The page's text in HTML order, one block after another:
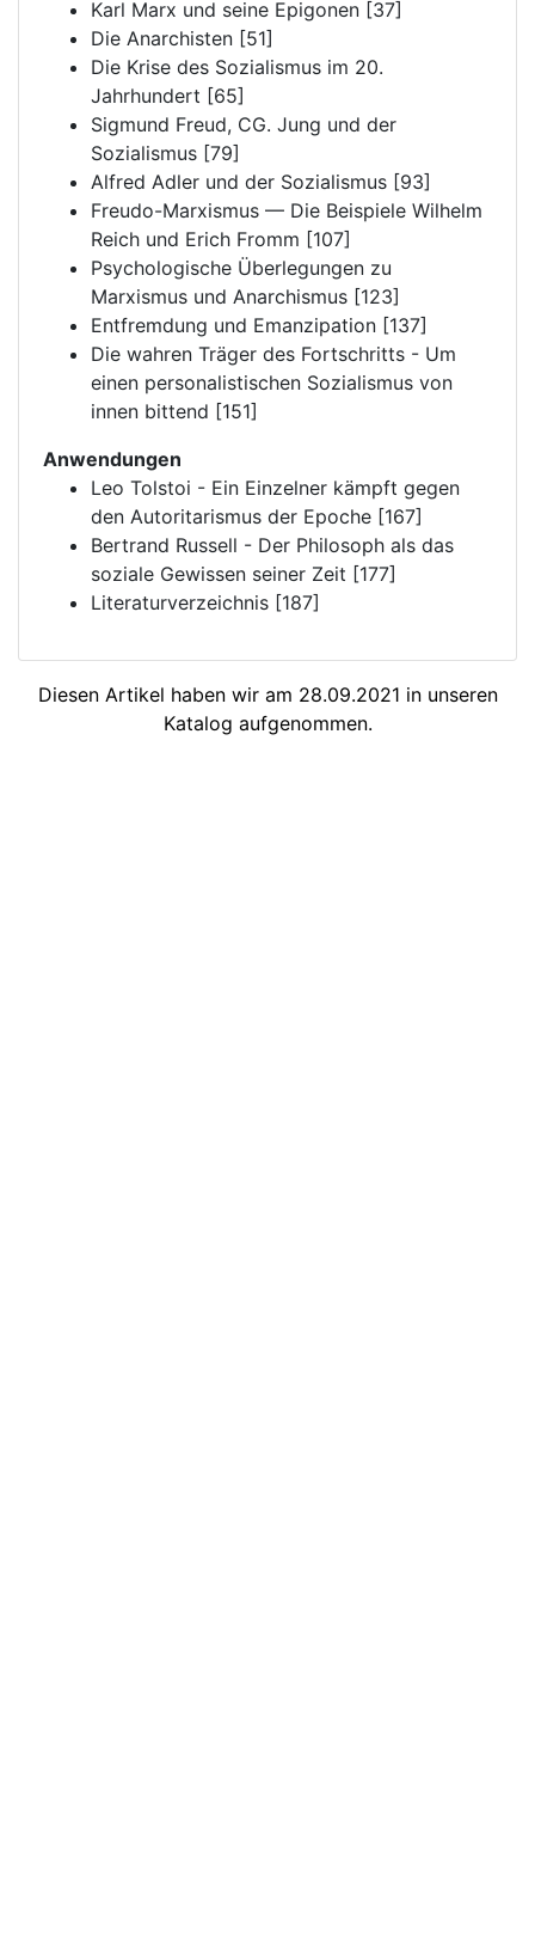
Karl Marx und seine Epigonen [37]
Die Anarchisten [51]
Die Krise des Sozialismus im 20.
Jahrhundert [65]
Sigmund Freud, CG. Jung und der
Sozialismus [79]
Alfred Adler und der Sozialismus [93]
Freudo-Marxismus — Die Beispiele Wilhelm
Reich und Erich Fromm [107]
Psychologische Überlegungen zu
Marxismus und Anarchismus [123]
Entfremdung und Emanzipation [137]
Die wahren Träger des Fortschritts - Um
einen personalistischen Sozialismus von
innen bittend [151]
Anwendungen
Leo Tolstoi - Ein Einzelner kämpft gegen
den Autoritarismus der Epoche [167]
Bertrand Russell - Der Philosoph als das
soziale Gewissen seiner Zeit [177]
Literaturverzeichnis [187]
Diesen Artikel haben wir am 28.09.2021 in unseren
Katalog aufgenommen.